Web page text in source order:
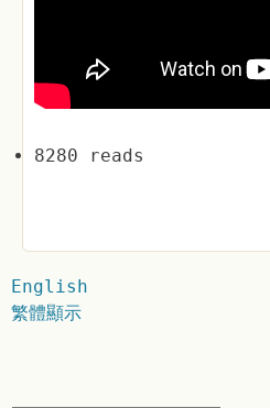
8280 reads
English
繁體顯示